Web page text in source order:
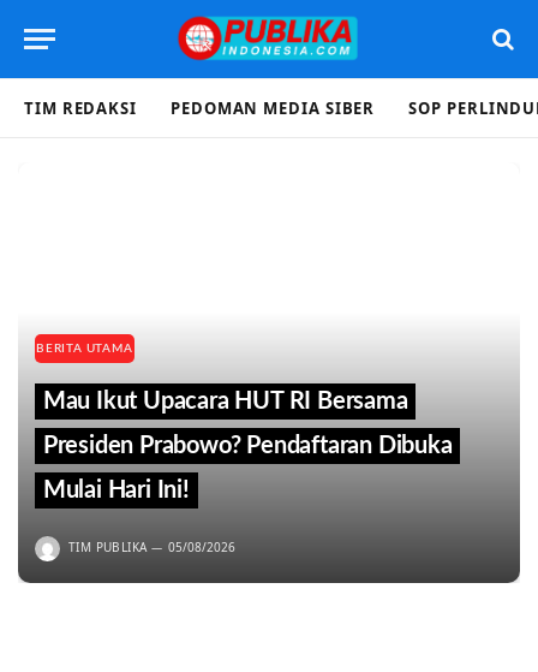
TIM REDAKSI PEDOMAN MEDIA SIBER SOP
BERITA UTAMA
Mau Ikut Upacara HUT RI Bersama
Presiden Prabowo? Pendaftaran Dibuka
Mulai Hari Ini!
TIM PUBLIKA 05/08/2026